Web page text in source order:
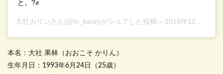
と。?✊
大社カリンさん(@in_karin)がシェアした投稿 – 2018年12月月1日午後7時22分PST
本名：大社 果林（おおこそ かりん）
生年月日：1993年6月24日（25歳）